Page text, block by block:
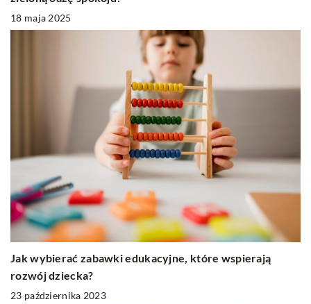
18 maja 2025
Jak wybierać zabawki edukacyjne, które wspierają
rozwój dziecka?
23 października 2023